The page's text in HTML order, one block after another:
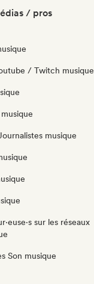
/ pros
/ Twitch musique
musique
sur les réseaux
Son musique